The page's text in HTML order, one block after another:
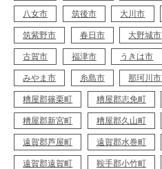
八女市 筑後市 大川市
筑紫野市 春日市 大野城市
古賀市 福津市 うきは市
みやま市 糸島市 那珂川市
糟屋郡篠栗町 糟屋郡志免町
糟屋郡新宮町 糟屋郡久山町
遠賀郡芦屋町 遠賀郡水巻町
遠賀郡遠賀町 鞍手郡小竹町